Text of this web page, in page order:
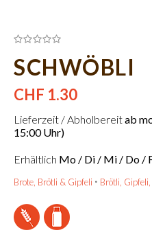
SCHWÖBLI
CHF 1.30
Lieferzeit / Abholbereitab
15:00 Uhr)
Erhältlich Mo / Di / Mi / Do /
Brote, Brötli & Gipfeli Brötli, Gipfeli,